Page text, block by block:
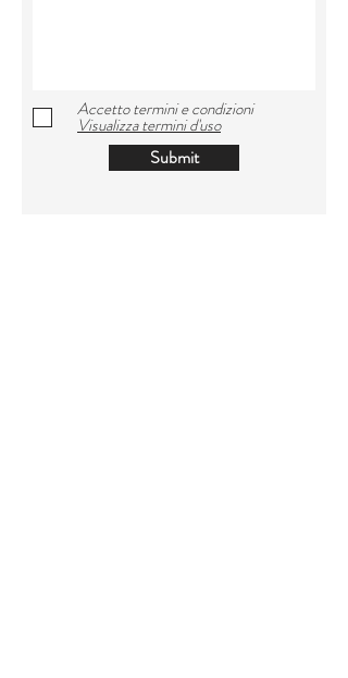
Accetto termini e condizioni
Visualizza termini d'uso
Submit